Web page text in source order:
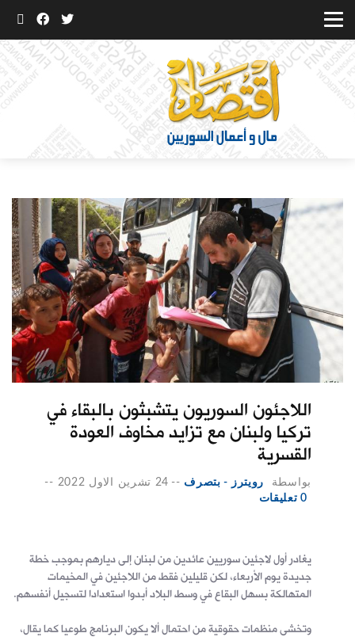
اللاجئون السوريون يتشبثون بالبقاء في
تركيا ولبنان مع تزايد مخاوف العودة
القسرية
بواسطة رويترز - بتصرف -- 24 تشرين الاول 2022
--
0 تعليقات
يغادر أول لاجئين سوريين عائدين من لبنان إلى ديارهم بموجب خطة
جديدة يوم الأربعاء، لكن قليلين فقط من اللاجئين في المخيمات
المتهالكة بسهل البقاع في وسط البلاد أبدوا استعدادا لتسجيل أنفسهم.
وتخشى منظمات حقوقية من احتمال ألا يكون البرنامج طوعيا كما يقال،